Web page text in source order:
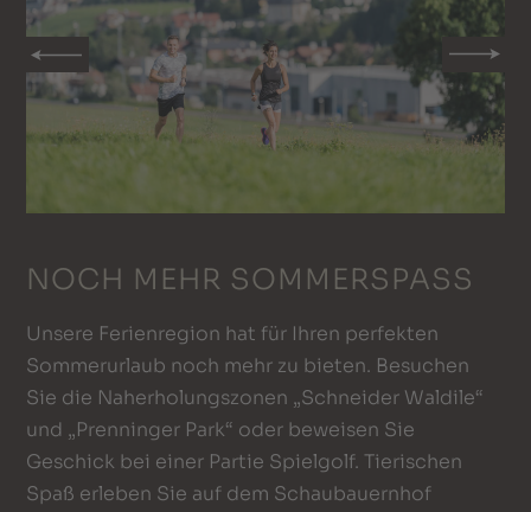
NOCH MEHR SOMMERSPASS
Unsere Ferienregion hat für Ihren perfekten
Sommerurlaub noch mehr zu bieten. Besuchen
Sie die Naherholungszonen „Schneider Waldile“
und „Prenninger Park“ oder beweisen Sie
Geschick bei einer Partie Spielgolf. Tierischen
Spaß erleben Sie auf dem Schaubauernhof